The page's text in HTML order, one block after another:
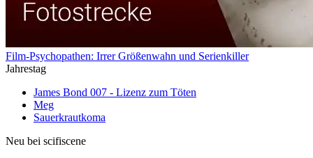
Film-Psychopathen: Irrer Größenwahn und Serienkiller
Jahrestag
James Bond 007 - Lizenz zum Töten
Meg
Sauerkrautkoma
Neu bei scifiscene